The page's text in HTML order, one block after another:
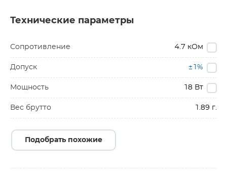
Технические параметры
Сопротивление 4.7 кОм
Допуск ±1%
Мощность 18 Вт
Вес брутто 1.89 г.
Подобрать похожие